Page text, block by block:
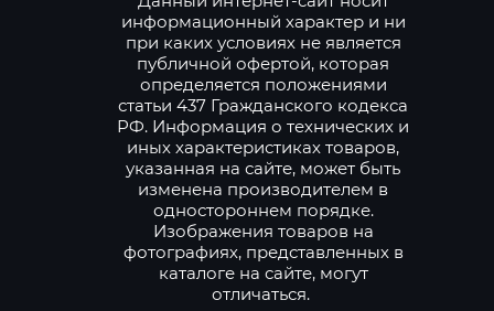
информационный характер и ни
при каких условиях не является
публичной офертой, которая
определяется положениями
статьи 437 Гражданского кодекса
РФ. Информация о технических и
иных характеристиках товаров,
указанная на сайте, может быть
изменена производителем в
одностороннем порядке.
Изображения товаров на
фотографиях, представленных в
каталоге на сайте, могут
отличаться.